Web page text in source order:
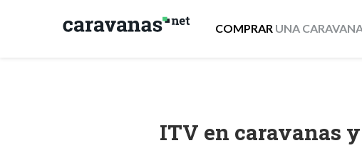
COMPRAR UNA
ITV en caravanas